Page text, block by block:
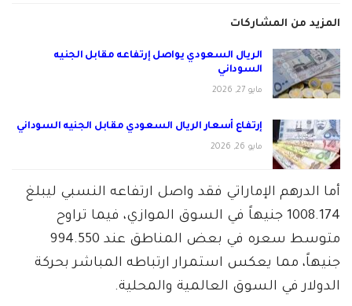
المزيد من المشاركات
الريال السعودي يواصل إرتفاعه مقابل الجنيه
السوداني
مايو 27, 2026
إرتفاع أسعار الريال السعودي مقابل الجنيه السوداني
مايو 26, 2026
أما الدرهم الإماراتي فقد واصل ارتفاعه النسبي ليبلغ
1008.174 جنيهاً في السوق الموازي، فيما تراوح
متوسط سعره في بعض المناطق عند 994.550
جنيهاً، مما يعكس استمرار ارتباطه المباشر بحركة
الدولار في السوق العالمية والمحلية.